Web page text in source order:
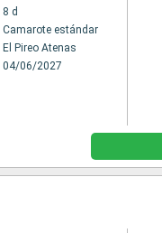
8 d
Camarote estándar
El Pireo Atenas
04/06/2027